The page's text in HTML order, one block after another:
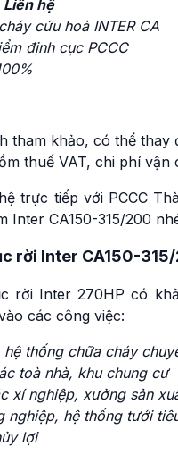
Liên hệ
cứu hoả INTER CA
định cục PCCC
tham khảo, có thể
thuế VAT, chi phí
trực tiếp với PCCC
Inter CA150-315/200
rời Inter CA150-
rời Inter 270HP có
các công việc:
thống chữa cháy
toà nhà, khu chung cư
xí nghiệp, xưởng sản
nghiệp, hệ thống tưới
lợi